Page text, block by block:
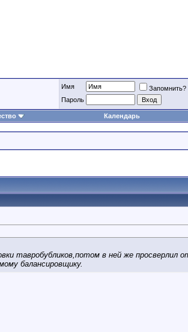
Имя
Запомнить?
Пароль
Календарь
тавробубликов,потом в ней же просверлил
балансировщику.